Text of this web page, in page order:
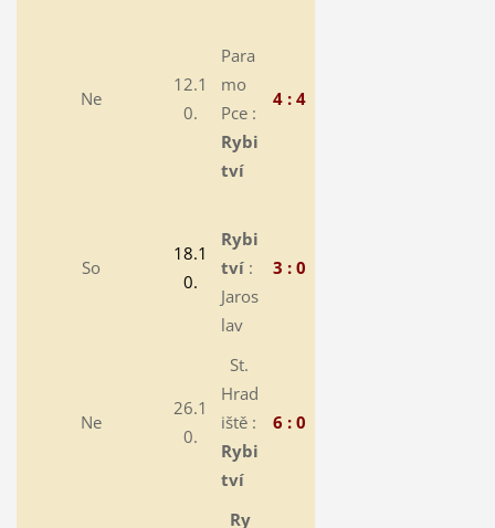
Ne
12.1
0.
Para
mo
Pce :
Rybi
tví
4 : 4
So
18.1
0.
Rybi
tví:
Jaros
lav
3 : 0
Ne
26.1
0.
St.
Hrad
iště :
Rybi
tví
6 : 0
Ry